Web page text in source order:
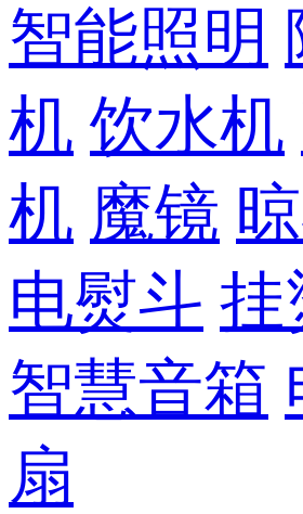
智能照明
机 饮水机
机 魔镜
电熨斗 挂
智慧音箱
扇